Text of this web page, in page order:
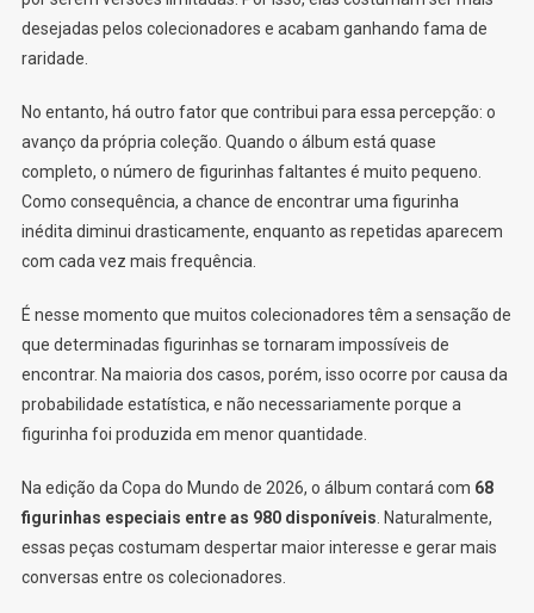
desejadas pelos colecionadores e acabam ganhando fama de
raridade.
No entanto, há outro fator que contribui para essa percepção: o
avanço da própria coleção. Quando o álbum está quase
completo, o número de figurinhas faltantes é muito pequeno.
Como consequência, a chance de encontrar uma figurinha
inédita diminui drasticamente, enquanto as repetidas aparecem
com cada vez mais frequência.
É nesse momento que muitos colecionadores têm a sensação de
que determinadas figurinhas se tornaram impossíveis de
encontrar. Na maioria dos casos, porém, isso ocorre por causa da
probabilidade estatística, e não necessariamente porque a
figurinha foi produzida em menor quantidade.
Na edição da Copa do Mundo de 2026, o álbum contará com 68
figurinhas especiais entre as 980 disponíveis . Naturalmente,
essas peças costumam despertar maior interesse e gerar mais
conversas entre os colecionadores.